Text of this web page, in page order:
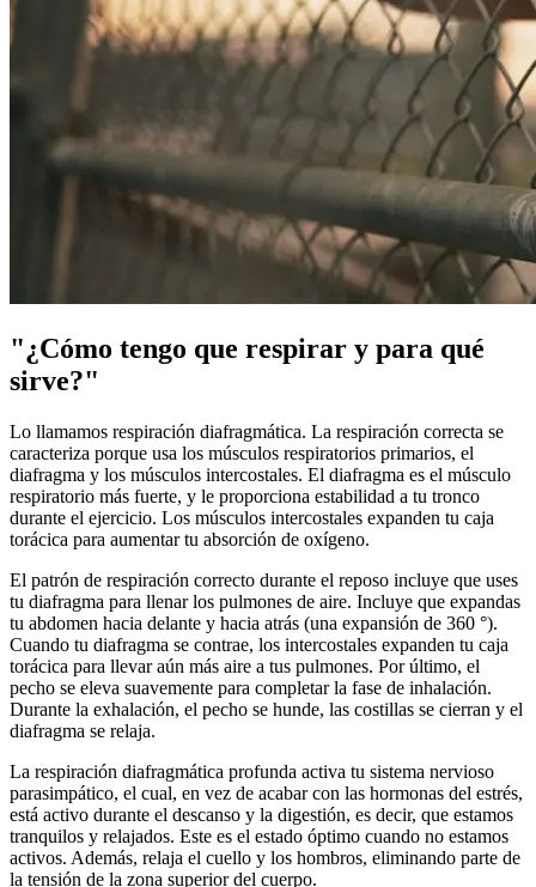
"¿Cómo tengo que respirar y para qué
sirve?"
Lo llamamos respiración diafragmática. La respiración correcta se
caracteriza porque usa los músculos respiratorios primarios, el
diafragma y los músculos intercostales. El diafragma es el músculo
respiratorio más fuerte, y le proporciona estabilidad a tu tronco
durante el ejercicio. Los músculos intercostales expanden tu caja
torácica para aumentar tu absorción de oxígeno.
El patrón de respiración correcto durante el reposo incluye que uses
tu diafragma para llenar los pulmones de aire. Incluye que expandas
tu abdomen hacia delante y hacia atrás (una expansión de 360 °).
Cuando tu diafragma se contrae, los intercostales expanden tu caja
torácica para llevar aún más aire a tus pulmones. Por último, el
pecho se eleva suavemente para completar la fase de inhalación.
Durante la exhalación, el pecho se hunde, las costillas se cierran y el
diafragma se relaja.
La respiración diafragmática profunda activa tu sistema nervioso
parasimpático, el cual, en vez de acabar con las hormonas del estrés,
está activo durante el descanso y la digestión, es decir, que estamos
tranquilos y relajados. Este es el estado óptimo cuando no estamos
activos. Además, relaja el cuello y los hombros, eliminando parte de
la tensión de la zona superior del cuerpo.